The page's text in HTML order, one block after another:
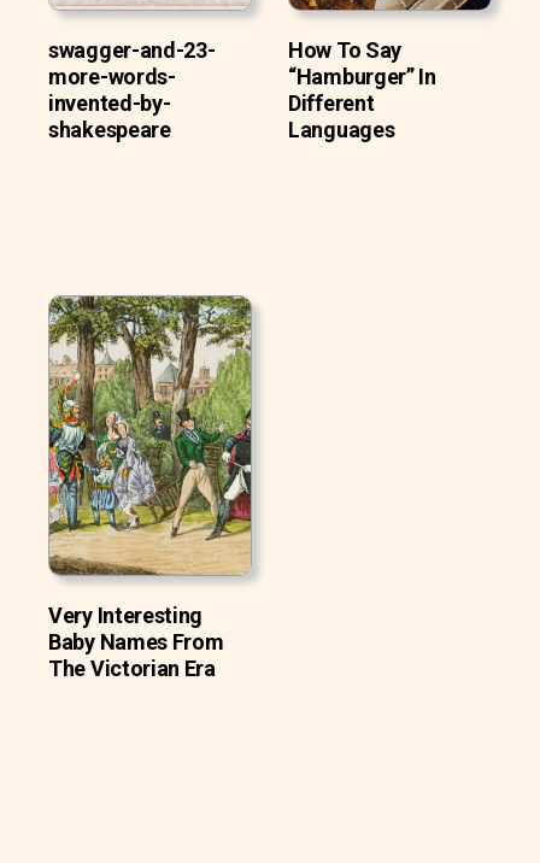
swagger-and-23-
more-words-
invented-by-
shakespeare
How To Say
“Hamburger” In
Different
Languages
Very Interesting
Baby Names From
The Victorian Era